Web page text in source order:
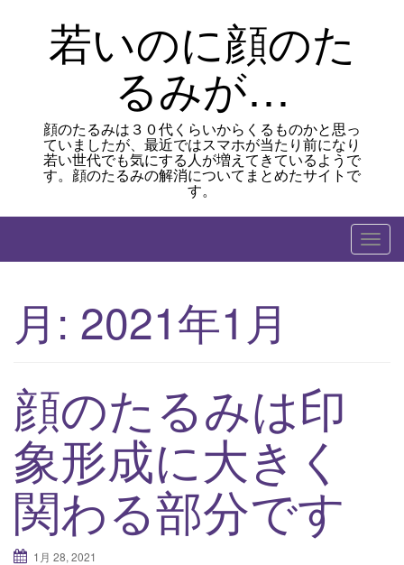
若いのに顔のた
るみが…
顔のたるみは３０代くらいからくるものかと思っ
ていましたが、最近ではスマホが当たり前になり
若い世代でも気にする人が増えてきているようで
す。顔のたるみの解消についてまとめたサイトで
す。
T
o
月: 2021年1月
顔のたるみは印
象形成に大きく
関わる部分です
1月 28, 2021